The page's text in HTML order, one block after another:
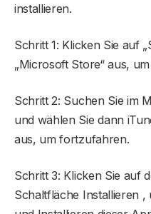
installieren.
Schritt 1: Klicken Sie auf
„Microsoft Store“ aus,
Schritt 2: Suchen Sie im
und wählen Sie dann
aus, um fortzufahren.
Schritt 3: Klicken Sie auf
Schaltfläche Installieren